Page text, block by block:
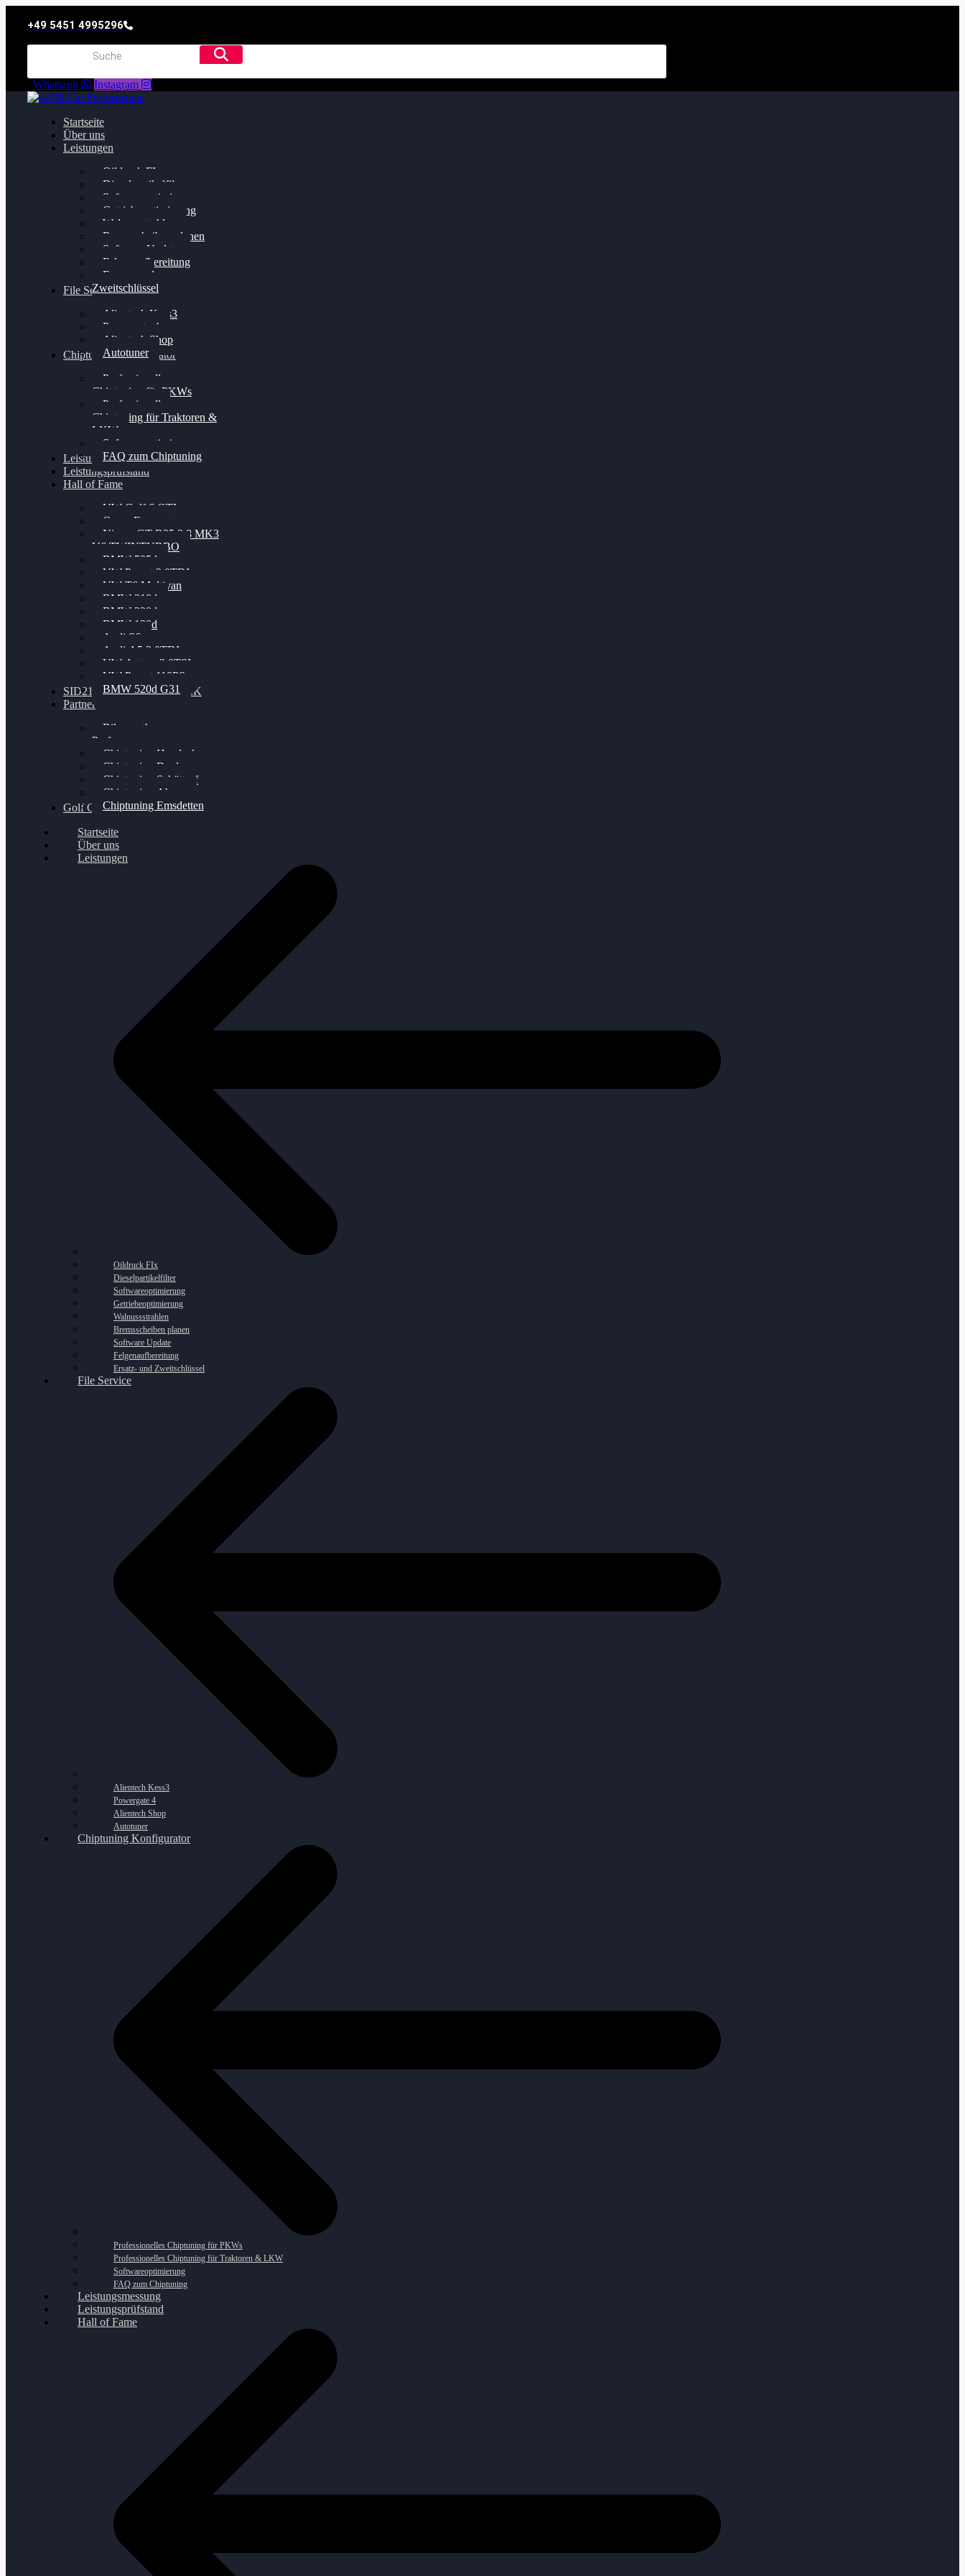
+49 5451 4995296
Whatsapp Instagram
Startseite
Über uns
Leistungen
Oildruck FIx
Dieselpartikelfilter
Softwareoptimierung
Getriebeoptimierung
Walnussstrahlen
Bremsscheiben planen
Software Update
Felgenaufbereitung
Ersatz- und
Zweitschlüssel
File Service
Alientech Kess3
Powergate 4
Alientech Shop
Autotuner
Chiptuning Konfigurator
Professionelles
Chiptuning für PKWs
Professionelles
Chiptuning für Traktoren &
LKW
Softwareoptimierung
FAQ zum Chiptuning
Leistungsmessung
Leistungsprüfstand
Hall of Fame
VW Golf 6 GTI
Cupra Formentor
Nissan GT-R35 3.8 MK3
V6 TWINTURBO
BMW 525d
VW Passat 2.0TDI
VW T6 Multivan
BMW 318d
BMW 320d
BMW 120d
Audi S6
Audi A5 3.0TDI
VW Arteon 2.0TSI
VW Passat 110PS
BMW 520d G31
SID212 / 212EVO UNLOCK
Partner
Bilgenroth
Performance
Chiptuning Herzlacke
Chiptuning Duelmen
Chiptuning Schüttorf
Chiptuning Ahaus
Chiptuning Emsdetten
Golf Gewinnspiel
Startseite
Über uns
Leistungen
Oildruck FIx
Dieselpartikelfilter
Softwareoptimierung
Getriebeoptimierung
Walnussstrahlen
Bremsscheiben planen
Software Update
Felgenaufbereitung
Ersatz- und Zweitschlüssel
File Service
Alientech Kess3
Powergate 4
Alientech Shop
Autotuner
Chiptuning Konfigurator
Professionelles Chiptuning für PKWs
Professionelles Chiptuning für Traktoren & LKW
Softwareoptimierung
FAQ zum Chiptuning
Leistungsmessung
Leistungsprüfstand
Hall of Fame